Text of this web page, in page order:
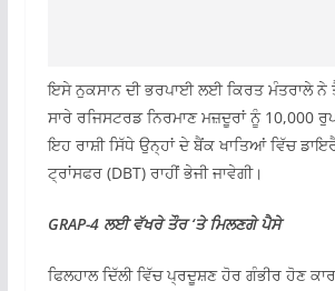
ਇਸੇ ਨੁਕਸਾਨ ਦੀ ਭਰਪਾਈ ਲਈ ਕਿਰਤ ਮੰਤਰਾਲੇ ਨੇ
ਸਾਰੇ ਰਜਿਸਟਰਡ ਨਿਰਮਾਣ ਮਜ਼ਦੂਰਾਂ ਨੂੰ 10,000
ਇਹ ਰਾਸ਼ੀ ਸਿੱਧੇ ਉਨ੍ਹਾਂ ਦੇ ਬੈਂਕ ਖਾਤਿਆਂ ਵਿੱਚ
ਟ੍ਰਾਂਸਫਰ (DBT) ਰਾਹੀਂ ਭੇਜੀ ਜਾਵੇਗੀ।
GRAP-4 ਲਈ ਵੱਖਰੇ ਤੌਰ ‘ਤੇ ਮਿਲਣਗੇ ਪੈਸੇ
ਫਿਲਹਾਲ ਦਿੱਲੀ ਵਿੱਚ ਪ੍ਰਦੂਸ਼ਣ ਹੋਰ ਗੰਭੀਰ ਹੋਣ